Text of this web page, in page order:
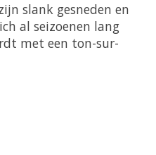
slank gesneden en
al seizoenen lang
met een ton-sur-